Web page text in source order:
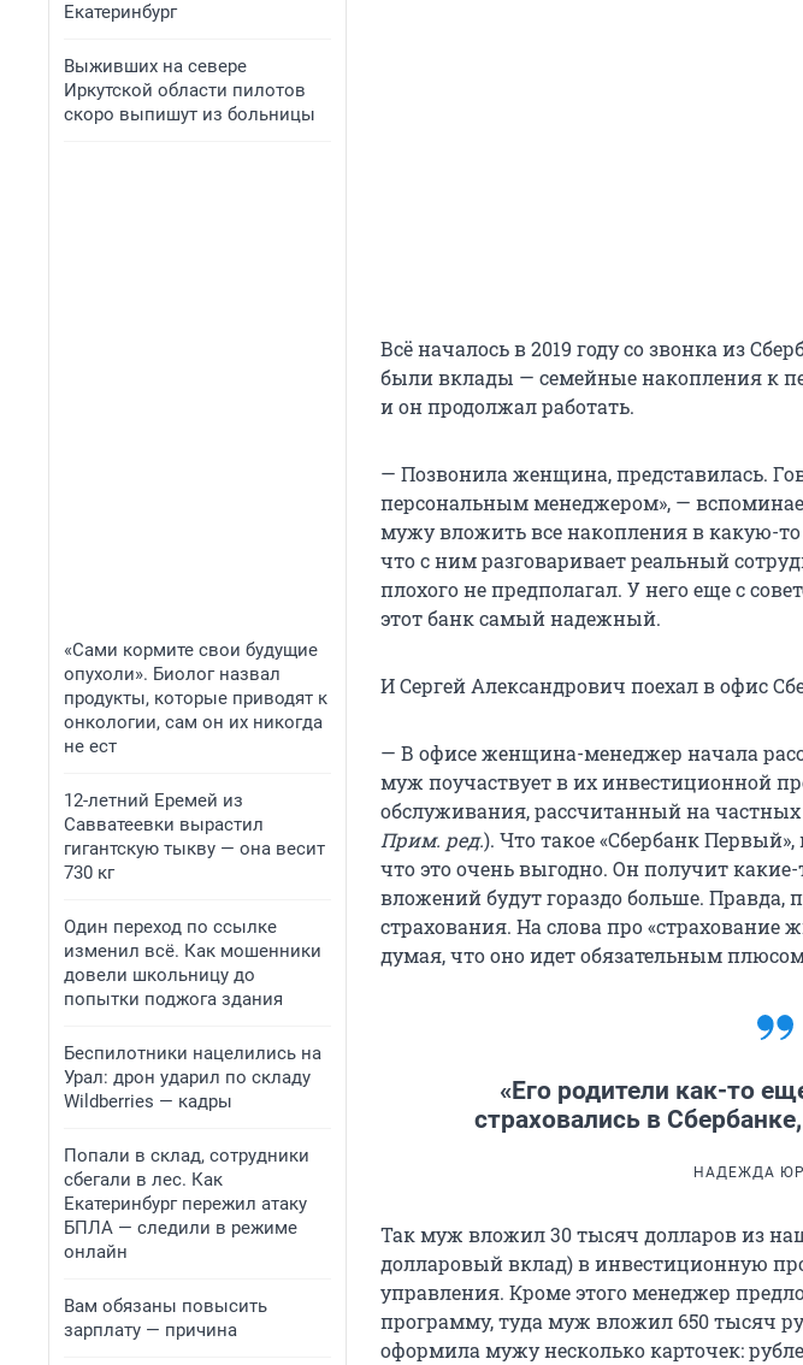
Екатеринбург
Выживших на севере
Иркутской области пилотов
скоро выпишут из больницы
«Сами кормите свои будущие
опухоли». Биолог назвал
продукты, которые приводят к
онкологии, сам он их никогда
не ест
12-летний Еремей из
Савватеевки вырастил
гигантскую тыкву — она весит
730 кг
Один переход по ссылке
изменил всё. Как мошенники
довели школьницу до
попытки поджога здания
Беспилотники нацелились на
Урал: дрон ударил по складу
Wildberries — кадры
Попали в склад, сотрудники
сбегали в лес. Как
Екатеринбург пережил атаку
БПЛА — следили в режиме
онлайн
Вам обязаны повысить
зарплату — причина
Всё началось в 2019 году со звонка из
были вклады — семейные накопления к
и он продолжал работать.
— Позвонила женщина, представилась.
персональным менеджером», —
мужу вложить все накопления в какую-
что с ним разговаривает реальный
плохого не предполагал. У него еще с
этот банк самый надежный.
И Сергей Александрович поехал в офис
— В офисе женщина-менеджер начала
муж поучаствует в их инвестиционной
обслуживания, рассчитанный на
Прим. ред.). Что такое «Сбербанк
что это очень выгодно. Он получит
вложений будут гораздо больше. Правда,
страхования. На слова про «страхование
думая, что оно идет обязательным
«Его родители как-то
страховались в
НАДЕЖДА
Так муж вложил 30 тысяч долларов из
долларовый вклад) в инвестиционную
управления. Кроме этого менеджер
программу, туда муж вложил 650 тысяч
оформила мужу несколько карточек: